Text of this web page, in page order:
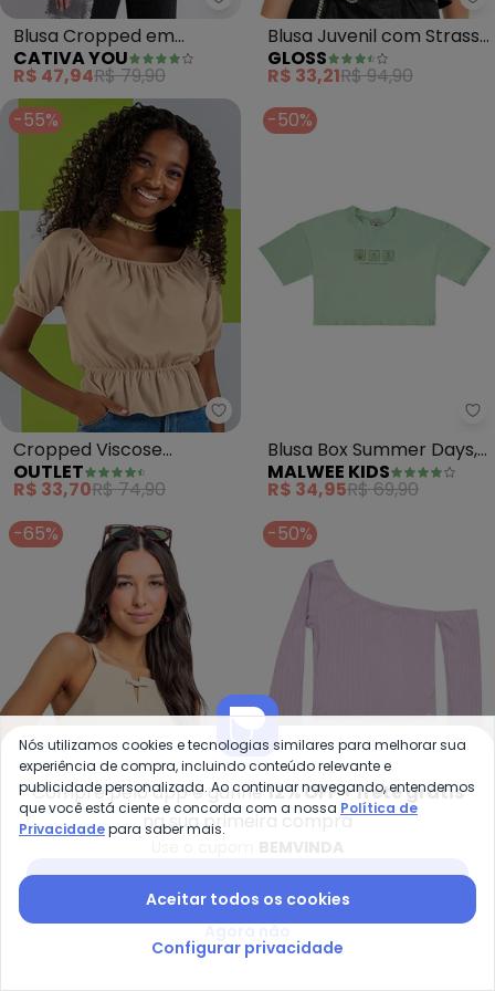
Cativa You - Blusa Cropped
Blusa Cropped em
Canelado (Preto)
CATIVA YOU
R$ 47,94R$ 79,90
Blusa Juvenil com Strass
para Menina (Preto)
GLOSS
R$ 33,21R$ 94,90
-55%
Outlet - Cropped Viscose
Cropped Viscose
Feminino (Marrom)
OUTLET
R$ 33,70R$ 74,90
-50%
Blusa Box Summer Days,
Please! Teen (Verde
Menta)
MALWEE KIDS
R$ 34,95R$ 69,90
-65%
Gloss - Blusa Juvenil com
(Bege)
GLOSS
R$ 144,90
-50%
Canelada (Roxo)
R$ 47,45R$ 94,90
-70%
Compre pelo app e ganhe12% OFF + frete grátis
na sua primeira compra
Nós utilizamos cookies e tecnologias similares para melhorar sua
experiência de compra, incluindo conteúdo relevante e
publicidade personalizada. Ao continuar navegando, entendemos
que você está ciente e concorda com a nossa Política de
Privacidadepara saber mais.
Aceitar todos os cookies
Configurar privacidade